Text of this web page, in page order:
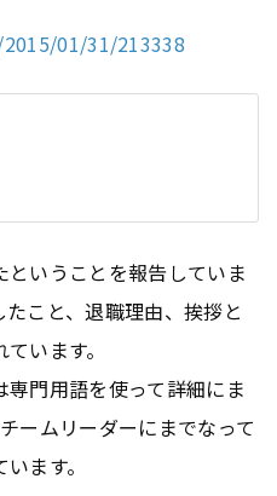
01/31/213338
いうことを報告していま
こと、退職理由、挨拶と
います。
門用語を使って詳細にま
ームリーダーにまでなって
ます。